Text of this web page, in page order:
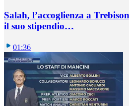
Salah, l’accoglienza a
il suo stipendio…
01:36